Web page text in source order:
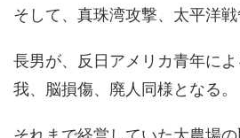
そして、真珠湾攻撃、太平洋戦
長男が、反日アメリカ青年に
我、脳損傷、廃人同様となる。